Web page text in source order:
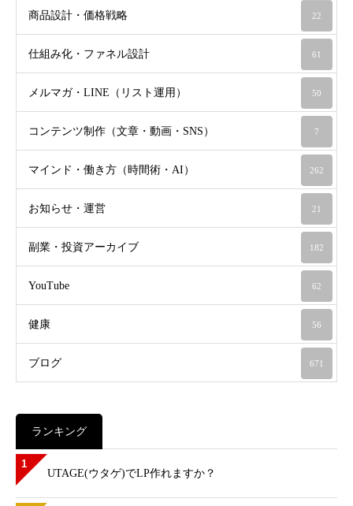
商品設計・価格戦略 22
仕組み化・ファネル設計 61
メルマガ・LINE（リスト運用） 50
コンテンツ制作（文章・動画・SNS） 7
マインド・働き方（時間術・AI） 262
お知らせ・運営 21
副業・投資アーカイブ 182
YouTube 62
健康 56
ブログ 671
ランキング
1
UTAGE(ウタゲ)でLP作れますか？